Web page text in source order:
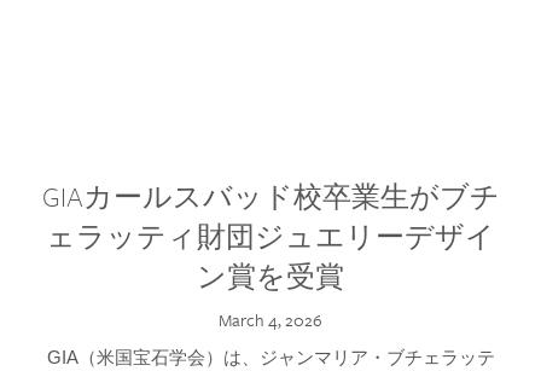
GIAカールスバッド校卒業生がブチ
ェラッティ財団ジュエリーデザイ
ン賞を受賞
March 4, 2026
GIA（米国宝石学会）は、ジャンマリア・ブチェラッテ